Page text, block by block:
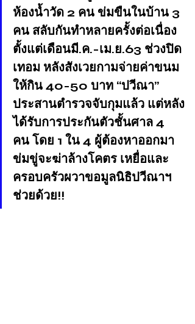
ห้องน้ำวัด 2 คน ข่มขืนในบ้าน 3
คน สลับกันทำหลายครั้งต่อเนื่อง
ตั้งแต่เดือนมี.ค.-เม.ย.63 ช่วงปิด
เทอม หลังสังเวยกามจ่ายค่าขนม
ให้กิน 40-50 บาท “ปวีณา”
ประสานตำรวจจับกุมแล้ว แต่หลัง
ได้รับการประกันตัวชั้นศาล 4
คน โดย 1 ใน 4 ผู้ต้องหาออกมา
ข่มขู่จะฆ่าล้างโคตร เหยื่อและ
ครอบครัวผวาขอมูลนิธิปวีณาฯ
ช่วยด้วย!!